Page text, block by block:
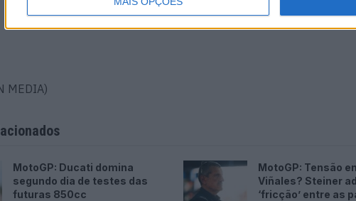
Resumo 250SX (Vídeo: YouTube Monster Energy Supercross)
MEDIA)
MotoGP: Ducati domina
segundo dia de testes das
futuras 850cc
MotoGP: Tensão
Viñales? Steiner
‘fricção’ entre as